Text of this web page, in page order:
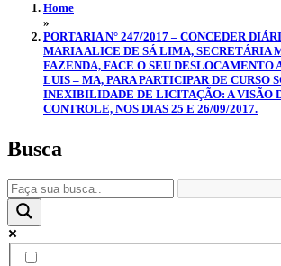
Home
»
PORTARIA N° 247/2017 – CONCEDER
MARIA ALICE DE SÁ LIMA, SECRETÁRIA
FAZENDA, FACE O SEU DESLOCAMENTO
LUIS – MA, PARA PARTICIPAR DE CURSO
INEXIBILIDADE DE LICITAÇÃO: A VISÃO
CONTROLE, NOS DIAS 25 E 26/09/2017.
Busca